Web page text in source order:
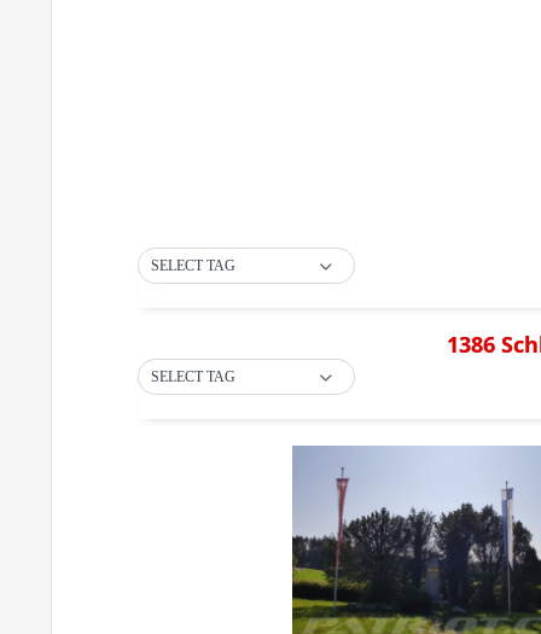
SELECT TAG
1386
SELECT TAG